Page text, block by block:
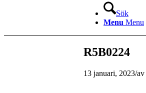
Sök
Menu Menu
R5B0224
13 januari, 2023/av